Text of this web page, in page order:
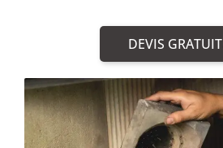
DEVIS GRATUIT